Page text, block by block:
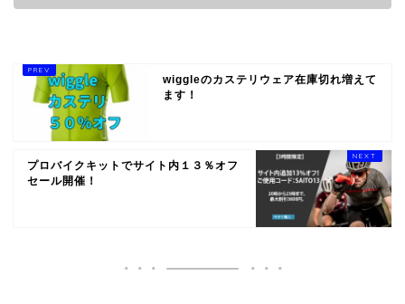
wiggleのカステリウェア在庫切れ増えて
ます！
プロバイクキットでサイト内１３％オフ
セール開催！